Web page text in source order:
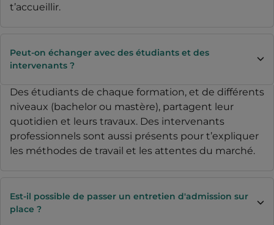
t’accueillir.
Peut-on échanger avec des étudiants et des
intervenants ?
Des étudiants de chaque formation, et de différents
niveaux (bachelor ou mastère), partagent leur
quotidien et leurs travaux. Des intervenants
professionnels sont aussi présents pour t’expliquer
les méthodes de travail et les attentes du marché.
Est-il possible de passer un entretien d'admission sur
place ?